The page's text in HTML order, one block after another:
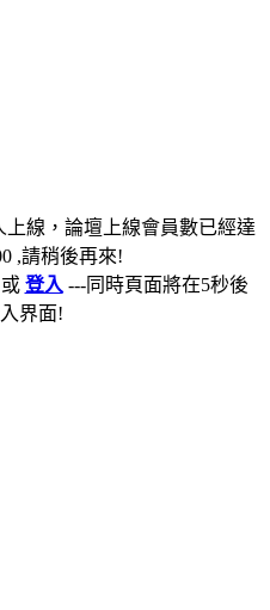
上線，論壇上線會員數已經達
,請稍後再來!
登入 ---同時頁面將在5秒後
界面!